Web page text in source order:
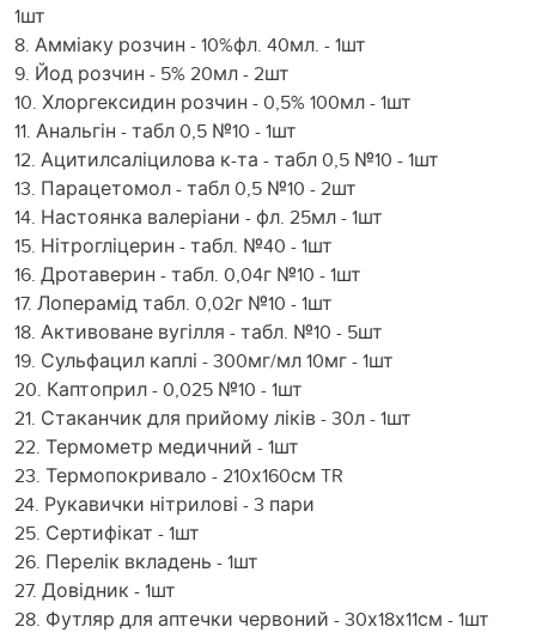
1шт
8. Амміаку розчин - 10%фл. 40мл. - 1шт
9. Йод розчин - 5% 20мл - 2шт
10. Хлоргексидин розчин - 0,5% 100мл - 1шт
11. Анальгін - табл 0,5 №10 - 1шт
12. Ацитилсаліцилова к-та - табл 0,5 №10 - 1шт
13. Парацетомол - табл 0,5 №10 - 2шт
14. Настоянка валеріани - фл. 25мл - 1шт
15. Нітрогліцерин - табл. №40 - 1шт
16. Дротаверин - табл. 0,04г №10 - 1шт
17. Лоперамід табл. 0,02г №10 - 1шт
18. Активоване вугілля - табл. №10 - 5шт
19. Сульфацил каплі - 300мг/мл 10мг - 1шт
20. Каптоприл - 0,025 №10 - 1шт
21. Стаканчик для прийому ліків - 30л - 1шт
22. Термометр медичний - 1шт
23. Термопокривало - 210х160см TR
24. Рукавички нітрилові - 3 пари
25. Сертифікат - 1шт
26. Перелік вкладень - 1шт
27. Довідник - 1шт
28. Футляр для аптечки червоний - 30х18х11см - 1шт